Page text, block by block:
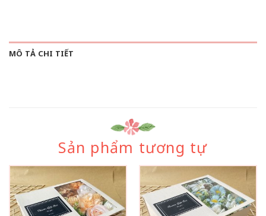
MÔ TẢ CHI TIẾT
Sản phẩm tương tự